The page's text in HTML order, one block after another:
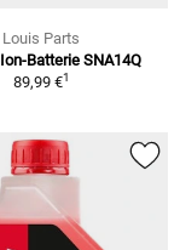
Louis Parts
Batterie SNA14Q
89,99 €1